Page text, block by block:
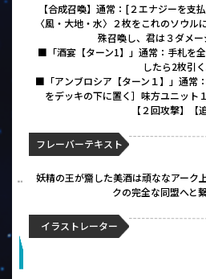
【合成召喚】通常：[２エナジーを支
〈風・大地・水〉２枚をこれのソウ
殊召喚し、君は３ダメー
■「酒宴【ターン1】」通常：手札を
したら2枚引く
■「アンブロシア【ターン１】」通常
をデッキの下に置く］味方ユニット
【２回攻撃】【
フレーバーテキスト
妖精の王が齎した美酒は頑ななアーク
クの完全な同盟へと
イラストレーター